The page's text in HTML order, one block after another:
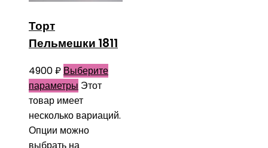
Торт
Пельмешки 1811
4900₽ Выберите
параметры Этот
товар имеет
несколько вариаций.
Опции можно
выбрать на